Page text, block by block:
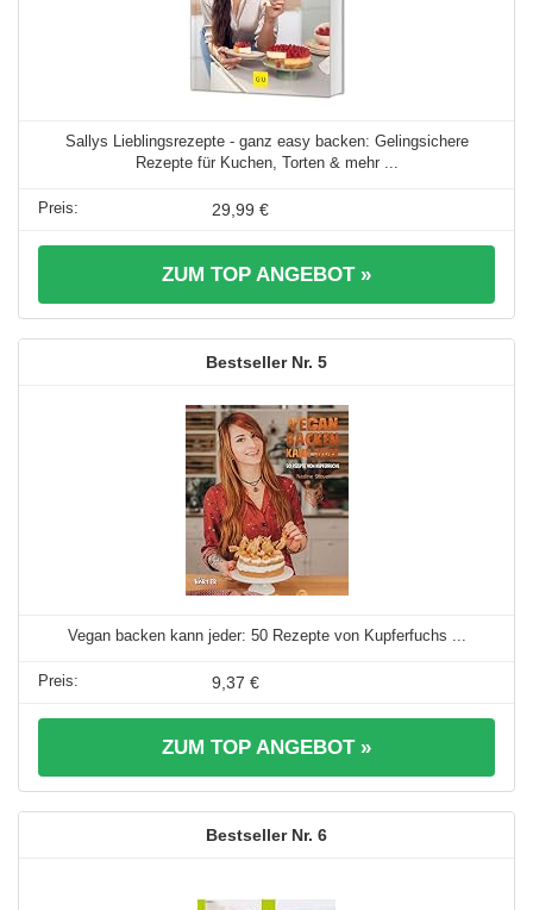
Sallys Lieblingsrezepte - ganz easy backen: Gelingsichere
Rezepte für Kuchen, Torten & mehr ...
29,99 €
ZUM TOP ANGEBOT »
5
Vegan backen kann jeder: 50 Rezepte von Kupferfuchs ...
9,37 €
ZUM TOP ANGEBOT »
6